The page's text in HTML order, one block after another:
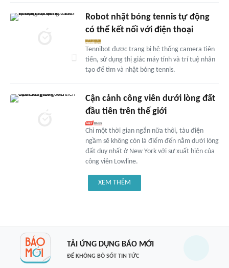
Robot nhặt bóng tennis tự động
có thể kết nối với điện thoại
Tennibot được trang bị hệ thống camera tiên
tiến, sử dụng thị giác máy tính và trí tuệ nhân
tạo để tìm và nhặt bóng tennis.
Cận cảnh công viên dưới lòng đất
đầu tiên trên thế giới
Chỉ một thời gian ngắn nữa thôi, tàu điện
ngầm sẽ không còn là điểm đến nằm dưới lòng
đất duy nhất ở New York với sự xuất hiện của
công viên Lowline.
XEM THÊM
TẢI ỨNG DỤNG BÁO MỚI
ĐỂ KHÔNG BỎ SÓT TIN TỨC